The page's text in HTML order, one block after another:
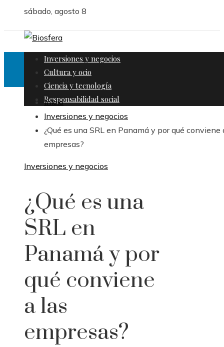
sábado, agosto 8
Inversiones y negocios
Cultura y ocio
Ciencia y tecnología
Responsabilidad social
Inicio
Inversiones y negocios
¿Qué es una SRL en Panamá y por qué conviene
empresas?
Inversiones y negocios
¿Qué es una
SRL en
Panamá y por
qué conviene
a las
empresas?